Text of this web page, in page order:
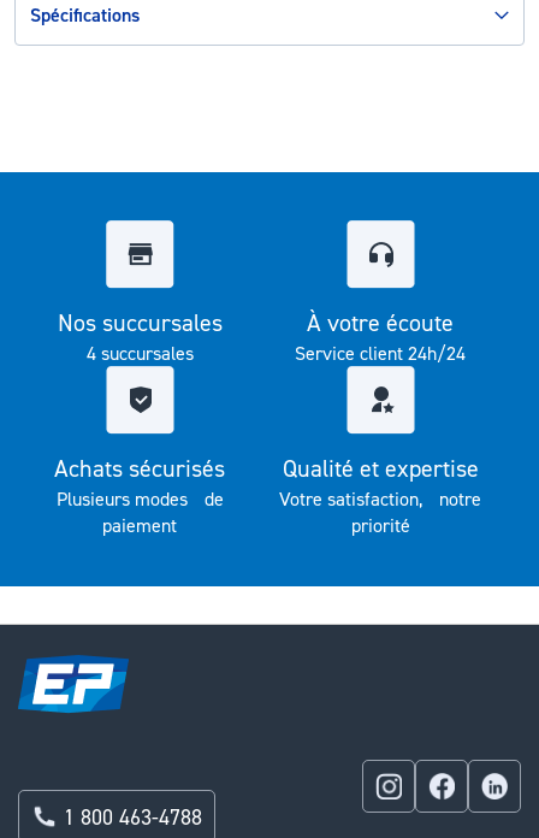
Spécifications
Nos succursales
4 succursales
À votre écoute
Service client 24h/24
Achats sécurisés
Plusieurs modes de
paiement
Qualité et expertise
Votre satisfaction, notre
priorité
1 800 463-4788